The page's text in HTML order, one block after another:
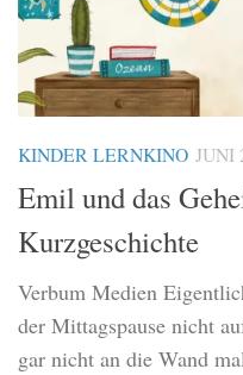
KINDER LERNKINO JUNI
Emil und das
Kurzgeschichte
Verbum Medien
der Mittagspause nicht
gar nicht an die Wand